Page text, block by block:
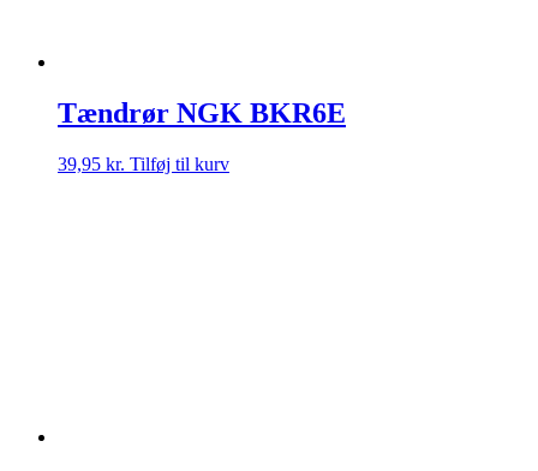
Tændrør NGK BKR6E
39,95 kr. Tilføj til kurv